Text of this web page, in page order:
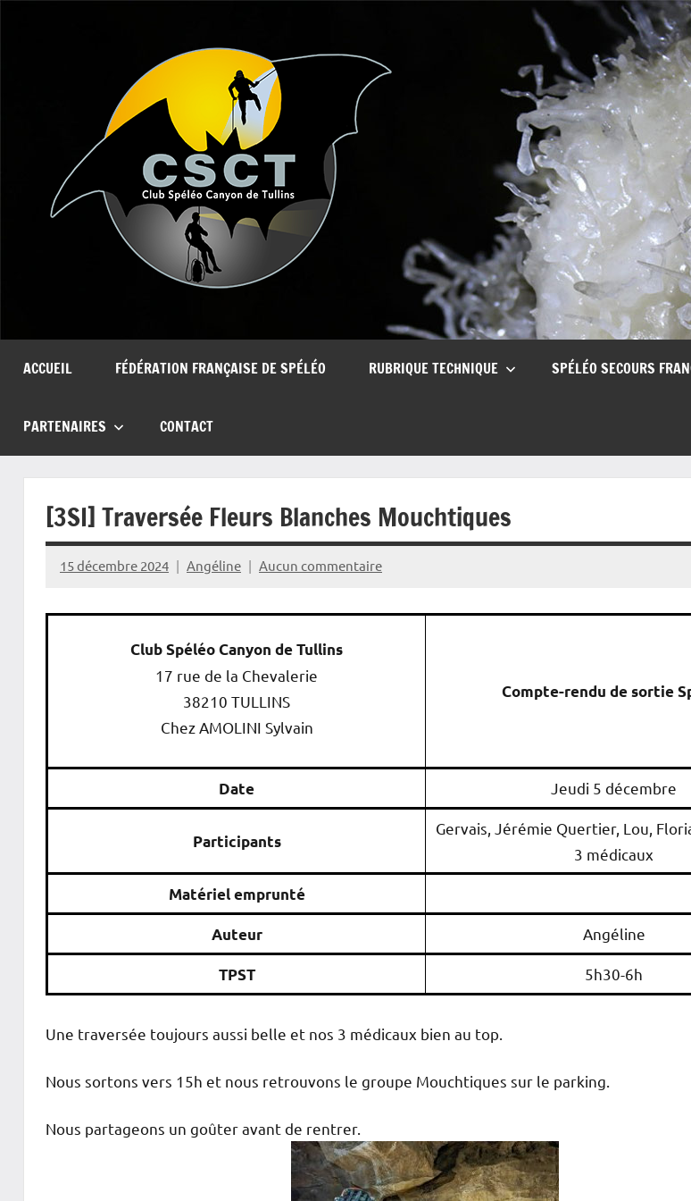
de
Tullins
ACCUEIL FÉDÉRATION FRANÇAISE DE SPÉLÉO RUBRIQUE TECHNIQUE SPÉLÉO SECOURS
PARTENAIRES CONTACT
[3SI] Traversée Fleurs Blanches Mouchtiques
15 décembre 2024 Angéline Aucun commentaire
Club Spéléo Canyon de Tullins
17 rue de la Chevalerie
38210 TULLINS
Chez AMOLINI Sylvain
Compte-rendu de sortie
Date Jeudi 5 décembre
Participants
Gervais, Jérémie Quertier, Lou,
3 médicaux
Matériel emprunté
Auteur Angéline
TPST 5h30-6h
Une traversée toujours aussi belle et nos 3 médicaux bien au top.
Nous sortons vers 15h et nous retrouvons le groupe Mouchtiques sur le parking.
Nous partageons un goûter avant de rentrer.